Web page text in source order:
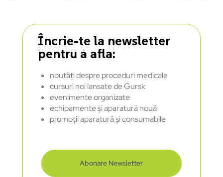
Încrie-te la newsletter
pentru a afla:
noutăți despre proceduri medicale
cursuri noi lansate de Gursk
evenimente organizate
echipamente și aparatură nouă
promoții aparatură și consumabile
Abonare Newsletter